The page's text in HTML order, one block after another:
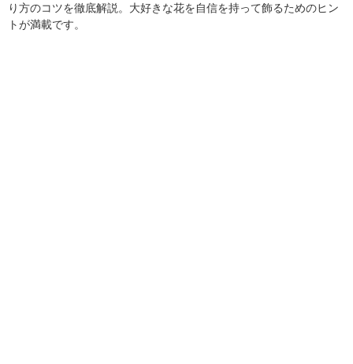
り方のコツを徹底解説。大好きな花を自信を持って飾るためのヒン
トが満載です。